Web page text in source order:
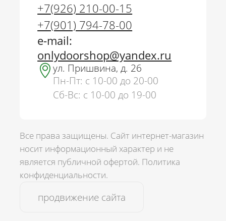
г. Москва
+7(926) 210-00-15
+7(901) 794-78-00
+7(926) 210-00-15
+7(901) 794-78-00
e-mail:
onlydoorshop@yandex.ru
ул. Пришвина, д. 26
Пн-Пт: с 10-00 до 20-00
Сб-Вс: с 10-00 до 19-00
Все права защищены. Сайт интернет-магазин
носит информационный характер и не
является публичной офертой. Политика
конфиденциальности.
продвижение сайта